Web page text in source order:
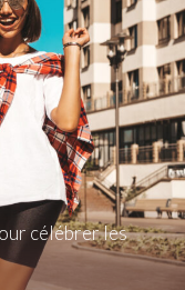
célébrer les